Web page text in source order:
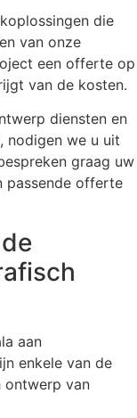
die
van onze
een offerte op
van de kosten.
diensten en
nodigen we u uit
graag uw
passende offerte
aan
enkele van de
ontwerp van